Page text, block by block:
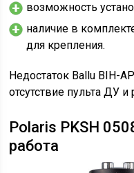
возможность
наличие в
для крепления.
Недостаток Ballu BIH-
отсутствие пульта ДУ
Polaris PKSH
работа